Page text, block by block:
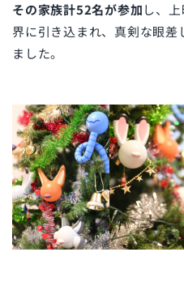
その家族計52名が参加し、
界に引き込まれ、真剣な眼
ました。